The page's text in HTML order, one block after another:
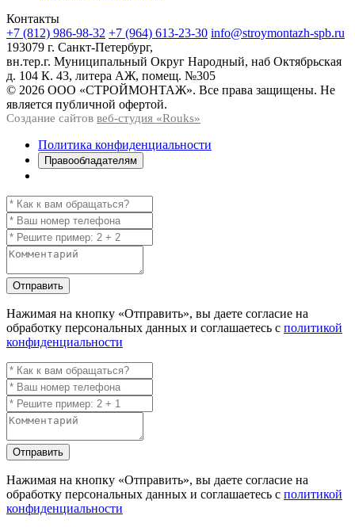
Контакты
+7 (812) 986-98-32 +7 (964) 613-23-30 info@stroymontazh-spb.ru
193079 г. Санкт-Петербург,
вн.тер.г. Муниципальный Округ Народный, наб Октябрьская
д. 104 К. 43, литера АЖ, помещ. №305
© 2026 ООО «СТРОЙМОНТАЖ». Все права защищены. Не
является публичной офертой.
Создание сайтов веб-студия «Rouks»
Политика конфиденциальности
Правообладателям
Отправить
Нажимая на кнопку «Отправить», вы даете согласие на
обработку персональных данных и соглашаетесь с политикой
конфиденциальности
Отправить
Нажимая на кнопку «Отправить», вы даете согласие на
обработку персональных данных и соглашаетесь с политикой
конфиденциальности